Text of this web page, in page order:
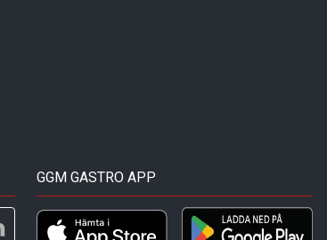
GGM GASTRO APP